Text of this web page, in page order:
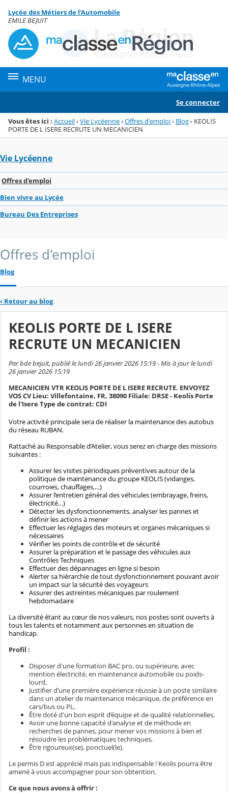
Menu de la rubrique
Contenu
Lycée des Métiers de l'Automobile
EMILE BEJUIT
MENU
Se connecter
Vous êtes ici : Accueil›Vie Lycéenne›Offres d'emploi› Blog› KEOLIS
PORTE DE L ISERE RECRUTE UN MECANICIEN
Vie Lycéenne
Offres d'emploi
Bien vivre au Lycée
Bureau Des Entreprises
Offres d'emploi
Blog
‹ Retour au blog
KEOLIS PORTE DE L ISERE
RECRUTE UN MECANICIEN
Par bde bejuit, publié le lundi 26 janvier 2026 15:19 - Mis à jour le lundi
26 janvier 2026 15:19
MECANICIEN VTR KEOLIS PORTE DE L ISERE RECRUTE. ENVOYEZ
VOS CV Lieu: Villefontaine, FR, 38090 Filiale: DRSE - Keolis Porte
de l'Isere Type de contrat: CDI
Votre activité principale sera de réaliser la maintenance des autobus
du réseau RUBAN.
Rattaché au Responsable d’Atelier, vous serez en charge des missions
suivantes :
Assurer les visites périodiques préventives autour de la
politique de maintenance du groupe KEOLIS (vidanges,
courroies, chauffages,…)
Assurer l’entretien général des véhicules (embrayage, freins,
électricité…)
Détecter les dysfonctionnements, analyser les pannes et
définir les actions à mener
Effectuer les réglages des moteurs et organes mécaniques si
nécessaires
Vérifier les points de contrôle et de sécurité
Assurer la préparation et le passage des véhicules aux
Contrôles Techniques
Effectuer des dépannages en ligne si besoin
Alerter sa hiérarchie de tout dysfonctionnement pouvant avoir
un impact sur la sécurité des voyageurs
Assurer des astreintes mécaniques par roulement
hebdomadaire
La diversité étant au cœur de nos valeurs, nos postes sont ouverts à
tous les talents et notamment aux personnes en situation de
handicap.
Profil :
Disposer d'une formation BAC pro, ou supérieure, avec
mention électricité, en maintenance automobile ou poids-
lourd,
Justifier d’une première expérience réussie à un poste similaire
dans un atelier de maintenance mécanique, de préférence en
cars/bus ou PL,
Être doté d'un bon esprit d’équipe et de qualité relationnelles,
Avoir une bonne capacité d'analyse et de méthode en
recherches de pannes, pour mener vos missions à bien et
résoudre les problématiques techniques,
Être rigoureux(se), ponctuel(le).
Le permis D est apprécié mais pas indispensable ! Keolis pourra être
amené à vous accompagner pour son obtention.
Ce que nous avons à offrir :